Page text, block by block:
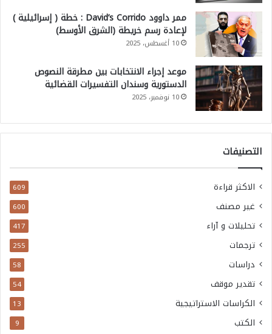
ممر داوود David’s Corrido : خطة ( إسرائيلية )
لإعادة رسم خريطة (الشرق الأوسط)
10 أغسطس، 2025
موعد إجراء الانتخابات بين مطرقة النصوص
الدستورية وسندان التفسيرات القضائية
10 نوفمبر، 2025
التصنيفات
الاكثر قراءة 609
غير مصنف 600
تحليلات و آراء 417
ترجمات 255
دراسات 58
تقدير موقف 54
الكراسات الاستراتيجية 13
الكتب 9